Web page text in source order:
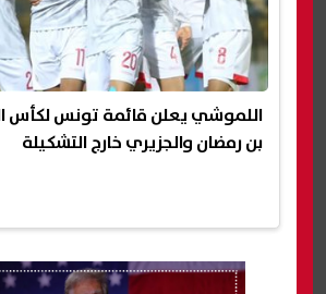
بن رمضان والجزيري خارج التشكيلة